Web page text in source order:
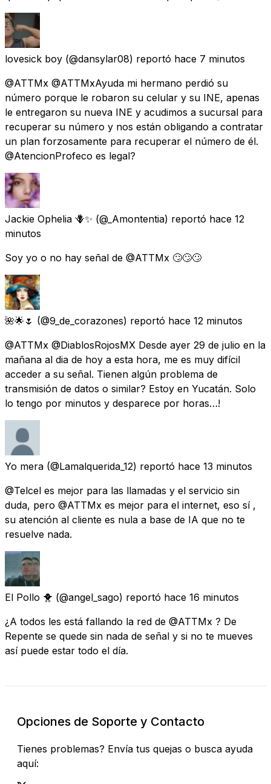
lovesick boy (@dansylar08) reportó hace 7 minutos
@ATTMx @ATTMxAyuda mi hermano perdió su
número porque le robaron su celular y su INE, apenas
le entregaron su nueva INE y acudimos a sucursal para
recuperar su número y nos están obligando a contratar
un plan forzosamente para recuperar el número de él.
@AtencionProfeco es legal?
Jackie Ophelia 🪻✨ (@_Amontentia) reportó hace 12
minutos
Soy yo o no hay señal de @ATTMx 🙄🙄🙄
🌺🌟🌷 (@9_de_corazones) reportó hace 12 minutos
@ATTMx @DiablosRojosMX Desde ayer 29 de julio en la
mañana al dia de hoy a esta hora, me es muy difícil
acceder a su señal. Tienen algún problema de
transmisión de datos o similar? Estoy en Yucatán. Solo
lo tengo por minutos y desparece por horas…!
Yo mera (@Lamalquerida_12) reportó hace 13 minutos
@Telcel es mejor para las llamadas y el servicio sin
duda, pero @ATTMx es mejor para el internet, eso sí ,
su atención al cliente es nula a base de IA que no te
resuelve nada.
El Pollo 🐥 (@angel_sago) reportó hace 16 minutos
¿A todos les está fallando la red de @ATTMx ? De
Repente se quede sin nada de señal y si no te mueves
así puede estar todo el día.
Opciones de Soporte y Contacto
Tienes problemas? Envía tus quejas o busca ayuda
aquí: